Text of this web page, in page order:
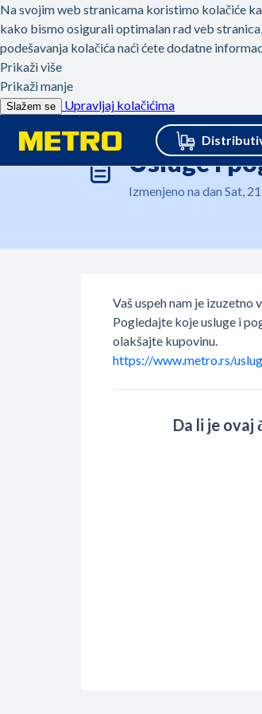
Pređi na glavni sadržaj
Usluge i
Izmenjeno na dan Sat,
Vaš uspeh nam je izuzetno
Pogledajte koje usluge i
olakšajte kupovinu.
https://www.metro.rs/
Da li je ovaj